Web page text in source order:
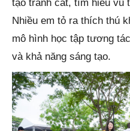
tạo tranh cát, tìm hiểu vũ
Nhiều em tỏ ra thích thú
mô hình học tập tương
và khả năng sáng tạo.